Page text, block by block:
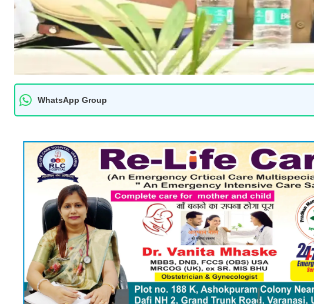
WhatsApp Group